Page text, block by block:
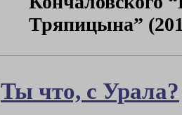
Тряпицына”
Ты что, с Урала?